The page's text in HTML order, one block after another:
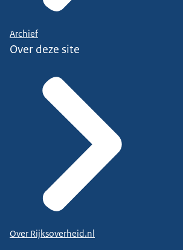
Archief
Over deze site
Over Rijksoverheid.nl